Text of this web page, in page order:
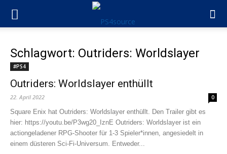
Schlagwort: Outriders: Worldslayer
#PS4
Outriders: Worldslayer enthüllt
22. April 2022 0
Square Enix hat Outriders: Worldslayer enthüllt. Den Trailer gibt es
hier: https://youtu.be/P3wg20_IznE Outriders: Worldslayer ist ein
actiongeladener RPG-Shooter für 1-3 Spieler*innen, angesiedelt in
einem düsteren Sci-Fi-Universum. Entweder...